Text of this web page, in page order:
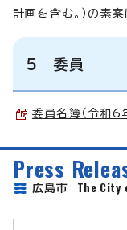
計画を含む。）の素
5 委員
委員名簿（令和
Press
広島市 The City